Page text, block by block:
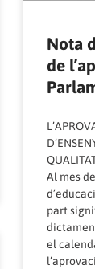
Nota
de
Al mes
part
dictamen
el